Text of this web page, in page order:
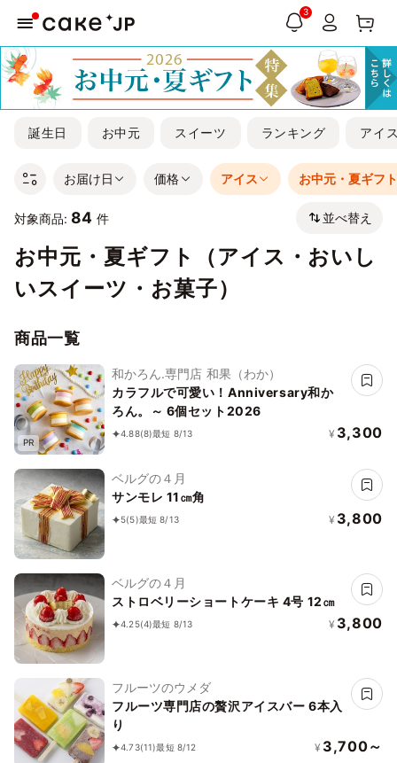
3
誕生日 お中元 スイーツ ランキング アイ
お届け日 価格 アイス お中元・夏ギフ
対象商品: 84 件 並べ替え
お中元・夏ギフト（アイス・おいし
いスイーツ・お菓子）
商品一覧
PR
和かろん.専門店 和果（わか）
カラフルで可愛い！Anniversary和か
ろん。～ 6個セット2026
4.88(8)最短 8/13 ¥ 3,300
ベルグの４月
サンモレ 11㎝角
5(5)最短 8/13 ¥ 3,800
ベルグの４月
ストロベリーショートケーキ 4号 12㎝
4.25(4)最短 8/13 ¥ 3,800
フルーツのウメダ
フルーツ専門店の贅沢アイスバー 6本入
り
4.73(11)最短 8/12 ¥ 3,700～